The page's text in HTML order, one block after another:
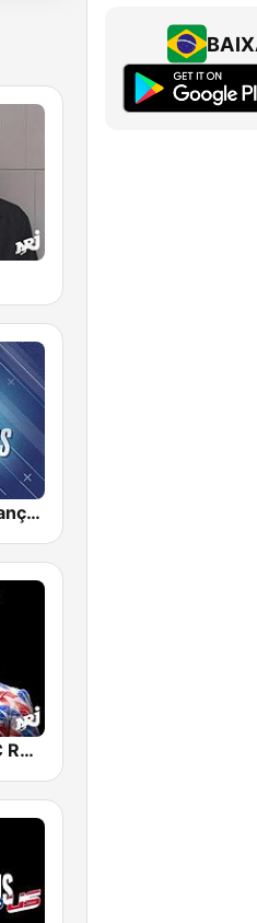
Mouv Rap Français
NRJ CLASSIC RAP FR